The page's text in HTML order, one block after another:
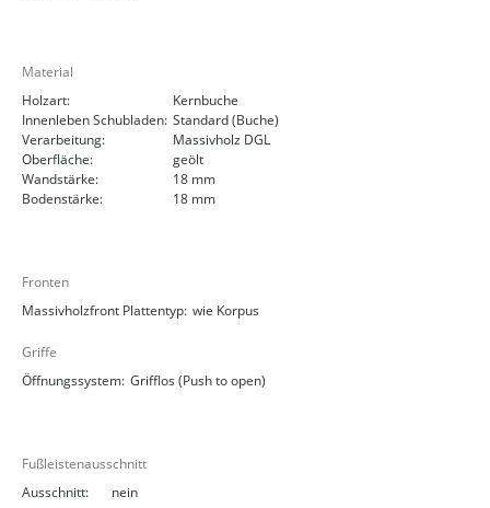
Material
Holzart:
Kernbuche
Innenleben Schubladen: Standard (Buche)
Verarbeitung:
Massivholz DGL
Oberfläche:
geölt
Wandstärke:
18 mm
Bodenstärke:
18 mm
Fronten
Massivholzfront Plattentyp: wie Korpus
Griffe
Öffnungssystem: Grifflos (Push to open)
Fußleistenausschnitt
Ausschnitt:
nein